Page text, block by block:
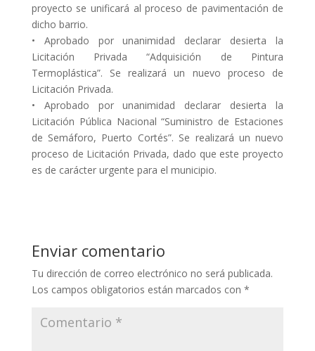
proyecto se unificará al proceso de pavimentación de
dicho barrio.
• Aprobado por unanimidad declarar desierta la
Licitación Privada “Adquisición de Pintura
Termoplástica”. Se realizará un nuevo proceso de
Licitación Privada.
• Aprobado por unanimidad declarar desierta la
Licitación Pública Nacional “Suministro de Estaciones
de Semáforo, Puerto Cortés”. Se realizará un nuevo
proceso de Licitación Privada, dado que este proyecto
es de carácter urgente para el municipio.
Enviar comentario
Tu dirección de correo electrónico no será publicada.
Los campos obligatorios están marcados con *